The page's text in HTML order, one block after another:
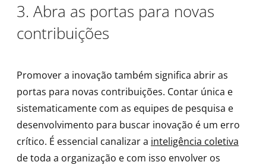
3. Abra as portas para novas
contribuições
Promover a inovação também significa abrir as
portas para novas contribuições. Contar única e
sistematicamente com as equipes de pesquisa e
desenvolvimento para buscar inovação é um erro
crítico. É essencial canalizar a inteligência coletiva
de toda a organização e com isso envolver os